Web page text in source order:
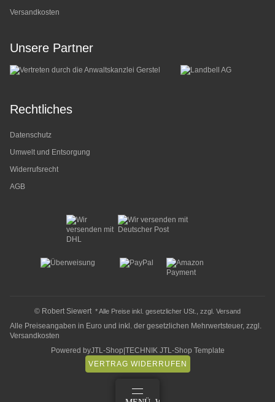
Versandkosten
Unsere Partner
Rechtliches
Datenschutz
Umwelt und Entsorgung
Widerrufsrecht
AGB
© Robert Siewert* Alle Preise inkl. gesetzlicher USt., zzgl. Versand
Alle Preiseangaben in Euro und inkl. der gesetzlichen Mehrwertsteuer, zzgl.
Versandkosten
Powered byJTL-Shop TECHNIK JTL-Shop Template
VERTRAG WIDERRUFEN